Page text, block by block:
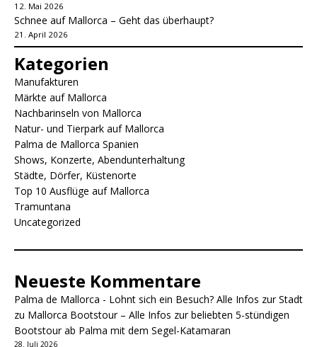
12. Mai 2026
Schnee auf Mallorca – Geht das überhaupt?
21. April 2026
Kategorien
Manufakturen
Märkte auf Mallorca
Nachbarinseln von Mallorca
Natur- und Tierpark auf Mallorca
Palma de Mallorca Spanien
Shows, Konzerte, Abendunterhaltung
Städte, Dörfer, Küstenorte
Top 10 Ausflüge auf Mallorca
Tramuntana
Uncategorized
Neueste Kommentare
Palma de Mallorca - Lohnt sich ein Besuch? Alle Infos zur Stadt
zu Mallorca Bootstour – Alle Infos zur beliebten 5-stündigen
Bootstour ab Palma mit dem Segel-Katamaran
28. Juli 2026